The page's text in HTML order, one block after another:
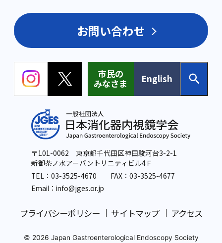
お問い合わせ
市民の
みなさま
English
〒101-0062 東京都千代田区神田駿河台3-2-1
新御茶ノ水アーバントリニティビル4Ｆ
TEL：03-3525-4670 FAX：03-3525-4677
Email：info@jges.or.jp
プライバシーポリシー サイトマップ アクセス
© 2026 Japan Gastroenterological Endoscopy Society